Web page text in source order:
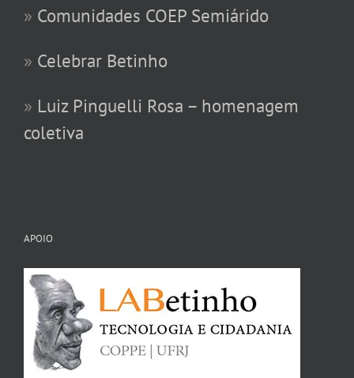
» Comunidades COEP Semiárido
» Celebrar Betinho
» Luiz Pinguelli Rosa – homenagem
coletiva
APOIO